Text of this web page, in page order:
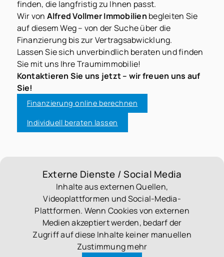
finden, die langfristig zu Ihnen passt.
Wir von Alfred Vollmer Immobilien begleiten Sie
auf diesem Weg – von der Suche über die
Finanzierung bis zur Vertragsabwicklung.
Lassen Sie sich unverbindlich beraten und finden
Sie mit uns Ihre Traumimmobilie!
Kontaktieren Sie uns jetzt – wir freuen uns auf
Sie!
Finanzierung online berechnen
Individuell beraten lassen
Externe Dienste / Social Media
Inhalte aus externen Quellen,
Videoplattformen und Social-Media-
Plattformen. Wenn Cookies von externen
Medien akzeptiert werden, bedarf der
Zugriff auf diese Inhalte keiner manuellen
Zustimmung mehr